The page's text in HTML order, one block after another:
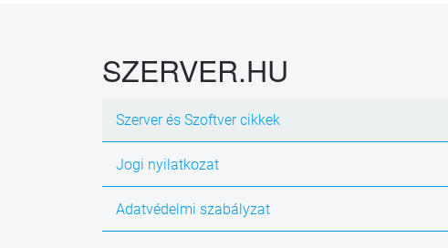
SZERVER.HU
Szerver és Szoftver cikkek
Jogi nyilatkozat
Adatvédelmi szabályzat